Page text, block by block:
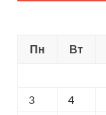
Пн
Вт
3
4